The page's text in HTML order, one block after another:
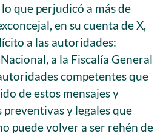
que perjudicó a más de
en su cuenta de X,
a las autoridades:
a la Fiscalía General
competentes que
de estos mensajes y
preventivas y legales que
puede volver a ser rehén de